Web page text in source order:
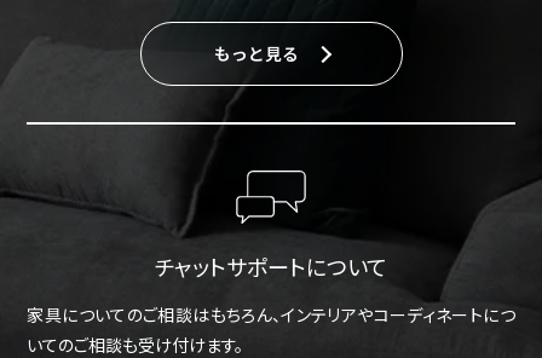
もっと見る
チャットサポートについて
家具についてのご相談はもちろん、インテリアやコーディネートにつ
いてのご相談も受け付けます。